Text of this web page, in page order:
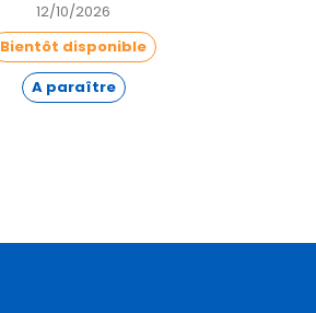
12/10/2026
Bientôt disponible
A paraître